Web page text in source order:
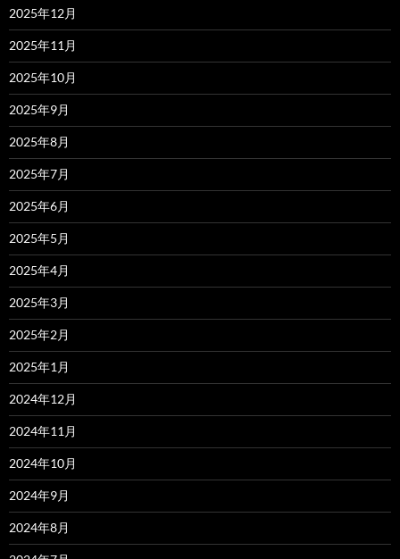
2025年12月
2025年11月
2025年10月
2025年9月
2025年8月
2025年7月
2025年6月
2025年5月
2025年4月
2025年3月
2025年2月
2025年1月
2024年12月
2024年11月
2024年10月
2024年9月
2024年8月